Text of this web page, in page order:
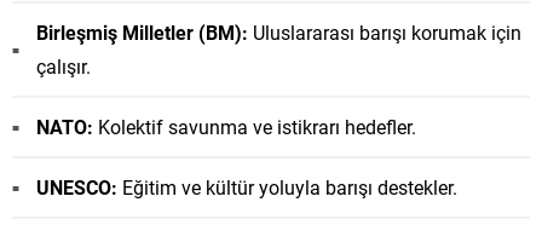
Birleşmiş Milletler (BM): Uluslararası barışı korumak için
çalışır.
NATO: Kolektif savunma ve istikrarı hedefler.
UNESCO: Eğitim ve kültür yoluyla barışı destekler.